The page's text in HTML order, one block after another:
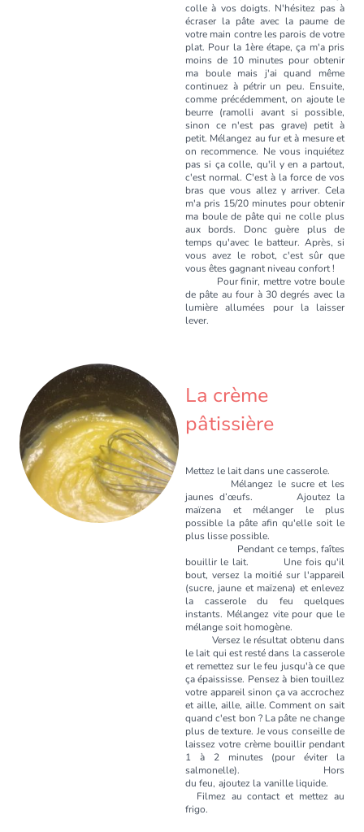
colle à vos doigts. N'hésitez pas à
écraser la pâte avec la paume de
votre main contre les parois de votre
plat. Pour la 1ère étape, ça m'a pris
moins de 10 minutes pour obtenir
ma boule mais j'ai quand même
continuez à pétrir un peu. Ensuite,
comme précédemment, on ajoute le
beurre (ramolli avant si possible,
sinon ce n'est pas grave) petit à
petit. Mélangez au fur et à mesure et
on recommence. Ne vous inquiétez
pas si ça colle, qu'il y en a partout,
c'est normal. C'est à la force de vos
bras que vous allez y arriver. Cela
m'a pris 15/20 minutes pour obtenir
ma boule de pâte qui ne colle plus
aux bords. Donc guère plus de
temps qu'avec le batteur. Après, si
vous avez le robot, c'est sûr que
vous êtes gagnant niveau confort !
Pour finir, mettre votre boule
de pâte au four à 30 degrés avec la
lumière allumées pour la laisser
lever.
La crème
pâtissière
Mettez le lait dans une casserole.
Mélangez le sucre et les
jaunes d’œufs. Ajoutez la
maïzena et mélanger le plus
possible la pâte afin qu'elle soit le
plus lisse possible.
Pendant ce temps, faîtes
bouillir le lait. Une fois qu'il
bout, versez la moitié sur l'appareil
(sucre, jaune et maïzena) et enlevez
la casserole du feu quelques
instants. Mélangez vite pour que le
mélange soit homogène.
Versez le résultat obtenu dans
le lait qui est resté dans la casserole
et remettez sur le feu jusqu'à ce que
ça épaississe. Pensez à bien touillez
votre appareil sinon ça va accrochez
et aille, aille, aille. Comment on sait
quand c'est bon ? La pâte ne change
plus de texture. Je vous conseille de
laissez votre crème bouillir pendant
1 à 2 minutes (pour éviter la
salmonelle). Hors
du feu, ajoutez la vanille liquide.
Filmez au contact et mettez au
frigo.